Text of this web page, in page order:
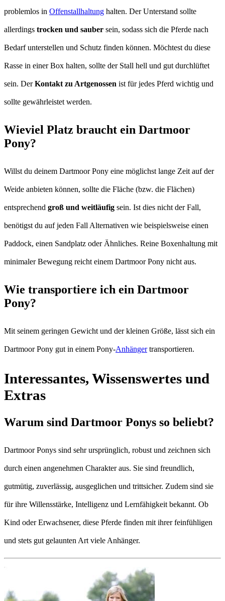
problemlos in Offenstallhaltung halten. Der Unterstand sollte
allerdings trocken und sauber sein, sodass sich die Pferde nach
Bedarf unterstellen und Schutz finden können. Möchtest du diese
Rasse in einer Box halten, sollte der Stall hell und gut durchlüftet
sein. DerKontakt zu Artgenossen ist für jedes Pferd wichtig und
sollte gewährleistet werden.
Wieviel Platz braucht ein Dartmoor
Pony?
Willst du deinem Dartmoor Pony eine möglichst lange Zeit auf der
Weide anbieten können, sollte die Fläche (bzw. die Flächen)
entsprechend groß und weitläufig sein. Ist dies nicht der Fall,
benötigst du auf jeden Fall Alternativen wie beispielsweise einen
Paddock, einen Sandplatz oder Ähnliches. Reine Boxenhaltung mit
minimaler Bewegung reicht einem Dartmoor Pony nicht aus.
Wie transportiere ich ein Dartmoor
Pony?
Mit seinem geringen Gewicht und der kleinen Größe, lässt sich ein
Dartmoor Pony gut in einem Pony-Anhängertransportieren.
Interessantes, Wissenswertes und
Extras
Warum sind Dartmoor Ponys so beliebt?
Dartmoor Ponys sind sehr ursprünglich, robust und zeichnen sich
durch einen angenehmen Charakter aus. Sie sind freundlich,
gutmütig, zuverlässig, ausgeglichen und trittsicher. Zudem sind sie
für ihre Willensstärke, Intelligenz und Lernfähigkeit bekannt. Ob
Kind oder Erwachsener, diese Pferde finden mit ihrer feinfühligen
und stets gut gelaunten Art viele Anhänger.